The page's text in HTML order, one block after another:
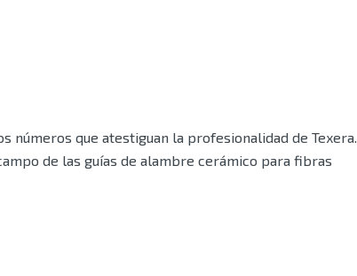
números que atestiguan la profesionalidad de Texera.
de las guías de alambre cerámico para fibras